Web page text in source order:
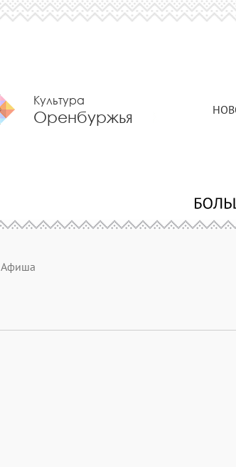
Культура
Оренбуржья
Афиша